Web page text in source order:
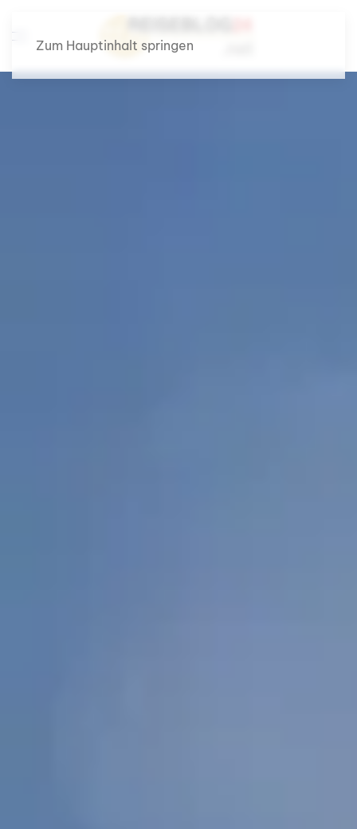
Zum Hauptinhalt springen